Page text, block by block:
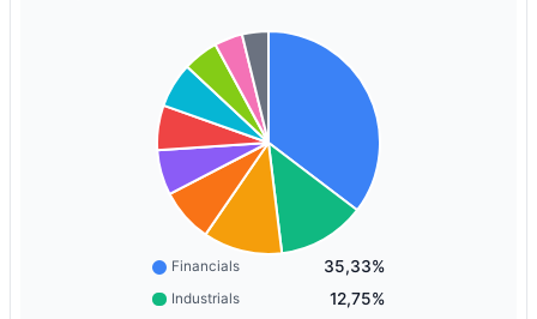
Financials 35,33%
Industrials 12,75%